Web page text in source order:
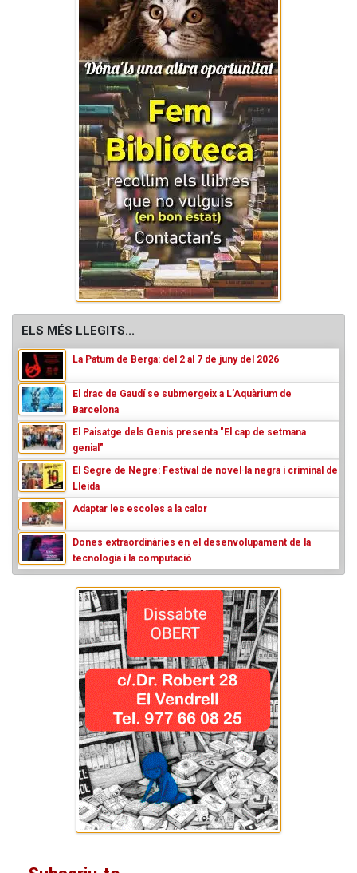
ELS MÉS LLEGITS...
La Patum de Berga: del 2 al 7 de juny del 2026
El drac de Gaudí se submergeix a L’Aquàrium de
Barcelona
El Paisatge dels Genis presenta "El cap de setmana
genial"
El Segre de Negre: Festival de novel·la negra i criminal de
Lleida
Adaptar les escoles a la calor
Dones extraordinàries en el desenvolupament de la
tecnologia i la computació